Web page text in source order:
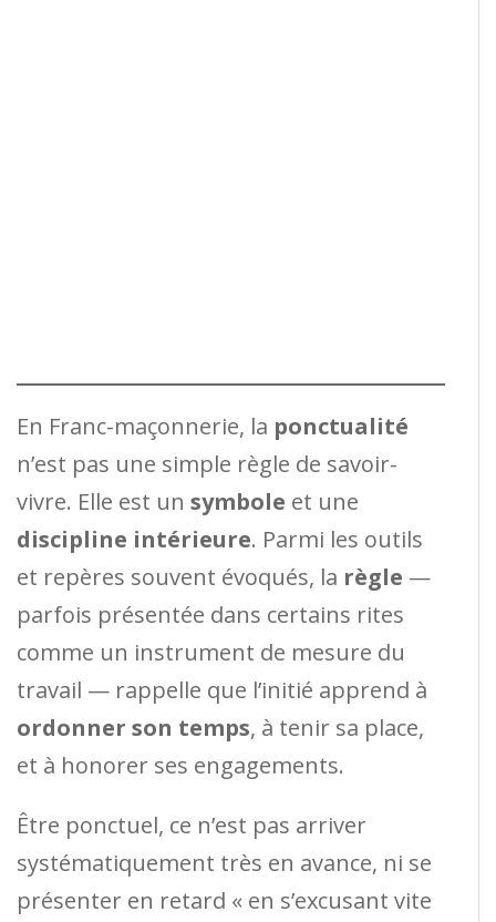
En Franc-maçonnerie, la ponctualité
n’est pas une simple règle de savoir-
vivre. Elle est un symbole et une
discipline intérieure. Parmi les outils
et repères souvent évoqués, la règle —
parfois présentée dans certains rites
comme un instrument de mesure du
travail — rappelle que l’initié apprend à
ordonner son temps, à tenir sa place,
et à honorer ses engagements.
Être ponctuel, ce n’est pas arriver
systématiquement très en avance, ni se
présenter en retard « en s’excusant vite